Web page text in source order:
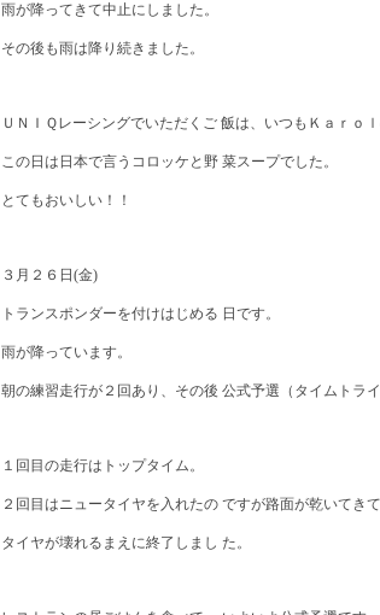
雨が降ってきて中止にしました。
その後も雨は降り続きました。
ＵＮＩＱレーシングでいただくご 飯は、いつもＫａｒｏ
この日は日本で言うコロッケと野 菜スープでした。
とてもおいしい！！
３月２６日(金)
トランスポンダーを付けはじめる 日です。
雨が降っています。
朝の練習走行が２回あり、その後 公式予選（タイムトライ
１回目の走行はトップタイム。
２回目はニュータイヤを入れたの ですが路面が乾いてきて
タイヤが壊れるまえに終了しまし た。